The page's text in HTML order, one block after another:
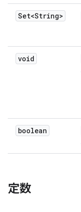
Set<String>
void
boolean
定数